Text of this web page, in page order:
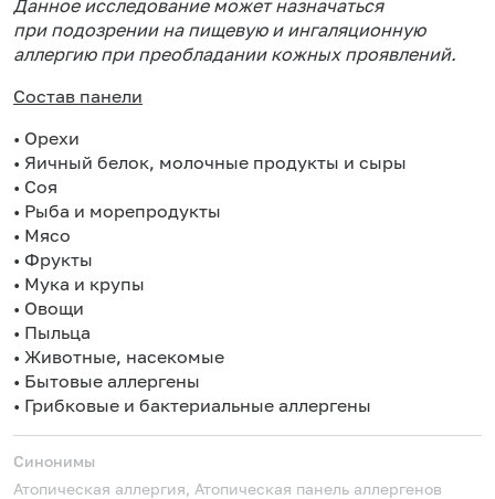
Данное исследование может назначаться
при подозрении на пищевую и ингаляционную
аллергию при преобладании кожных проявлений.
Состав панели
• Орехи
• Яичный белок, молочные продукты и сыры
• Соя
• Рыба и морепродукты
• Мясо
• Фрукты
• Мука и крупы
• Овощи
• Пыльца
• Животные, насекомые
• Бытовые аллергены
• Грибковые и бактериальные аллергены
Синонимы
Атопическая аллергия, Атопическая панель аллергенов